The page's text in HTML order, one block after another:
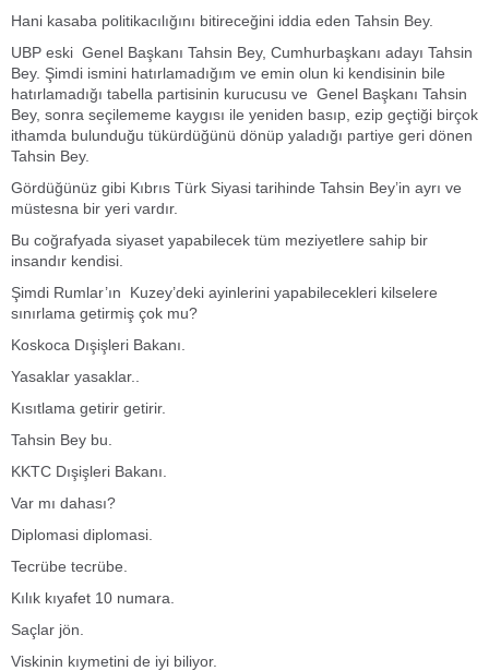
Hani kasaba politikacılığını bitireceğini iddia eden Tahsin Bey.
UBP eski Genel Başkanı Tahsin Bey, Cumhurbaşkanı adayı Tahsin
Bey. Şimdi ismini hatırlamadığım ve emin olun ki kendisinin bile
hatırlamadığı tabella partisinin kurucusu ve Genel Başkanı Tahsin
Bey, sonra seçilememe kaygısı ile yeniden basıp, ezip geçtiği birçok
ithamda bulunduğu tükürdüğünü dönüp yaladığı partiye geri dönen
Tahsin Bey.
Gördüğünüz gibi Kıbrıs Türk Siyasi tarihinde Tahsin Bey’in ayrı ve
müstesna bir yeri vardır.
Bu coğrafyada siyaset yapabilecek tüm meziyetlere sahip bir
insandır kendisi.
Şimdi Rumlar’ın Kuzey’deki ayinlerini yapabilecekleri kilselere
sınırlama getirmiş çok mu?
Koskoca Dışişleri Bakanı.
Yasaklar yasaklar..
Kısıtlama getirir getirir.
Tahsin Bey bu.
KKTC Dışişleri Bakanı.
Var mı dahası?
Diplomasi diplomasi.
Tecrübe tecrübe.
Kılık kıyafet 10 numara.
Saçlar jön.
Viskinin kıymetini de iyi biliyor.